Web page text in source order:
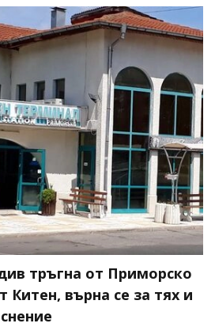
тръгна от Приморско
Китен, върна се за тях и